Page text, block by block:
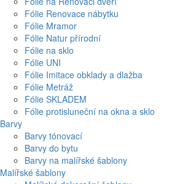
Fólie Renovace nábytku
Fólie Mramor
Fólie Natur přírodní
Fólie na sklo
Fólie UNI
Fólie Imitace obklady a dlažba
Fólie Metráž
Fólie SKLADEM
Fólie protisluneční na okna a sklo
Barvy
Barvy tónovací
Barvy do bytu
Barvy na malířské šablony
Malířské šablony